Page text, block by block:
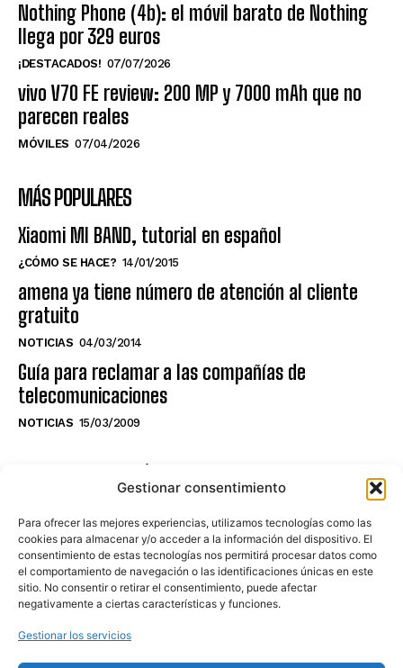
Gestionar consentimiento
Para ofrecer las mejores experiencias, utilizamos tecnologías como las
cookies para almacenar y/o acceder a la información del dispositivo. El
consentimiento de estas tecnologías nos permitirá procesar datos como
el comportamiento de navegación o las identificaciones únicas en este
sitio. No consentir o retirar el consentimiento, puede afectar
negativamente a ciertas características y funciones.
Gestionar los servicios
Nothing Phone (4b): el móvil barato de Nothing
llega por 329 euros
¡DESTACADOS! 07/07/2026
vivo V70 FE review: 200 MP y 7000 mAh que no
parecen reales
MÓVILES 07/04/2026
MÁS POPULARES
Xiaomi MI BAND, tutorial en español
¿CÓMO SE HACE? 14/01/2015
amena ya tiene número de atención al cliente
gratuito
NOTICIAS 04/03/2014
Guía para reclamar a las compañías de
telecomunicaciones
NOTICIAS 15/03/2009
NO TE PIERDAS LO ÚLTIMO DEL CANAL
Haz clic en «Estoy de acuerdo» para
activar Youtube
POLÍTICA DE COOKIES